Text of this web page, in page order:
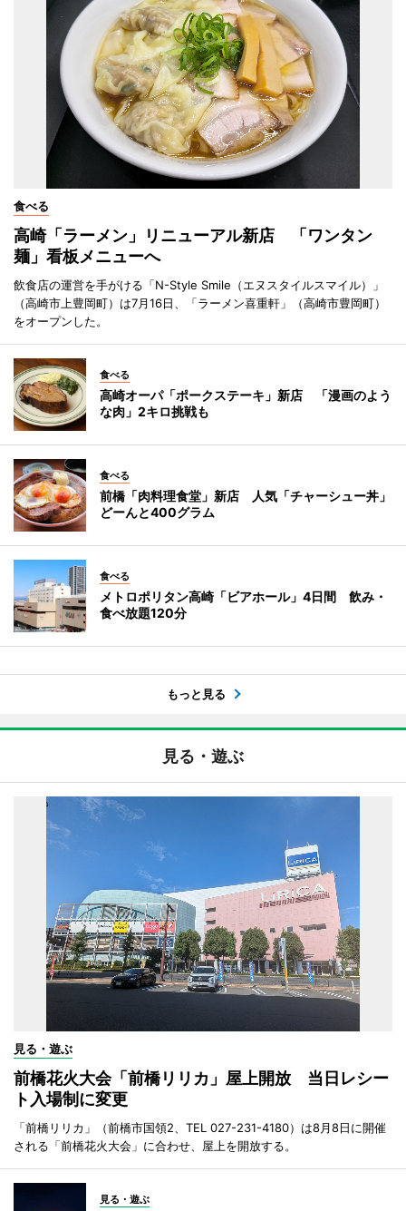
食べる
高崎「ラーメン」リニューアル新店 「ワンタン
麺」看板メニューへ
飲食店の運営を手がける「N-Style Smile（エヌスタイルスマイル）」
（高崎市上豊岡町）は7月16日、「ラーメン喜重軒」（高崎市豊岡町）
をオープンした。
食べる
高崎オーパ「ポークステーキ」新店 「漫画のよう
な肉」2キロ挑戦も
食べる
前橋「肉料理食堂」新店 人気「チャーシュー丼」
どーんと400グラム
食べる
メトロポリタン高崎「ビアホール」4日間 飲み・
食べ放題120分
もっと見る
見る・遊ぶ
見る・遊ぶ
前橋花火大会「前橋リリカ」屋上開放 当日レシー
ト入場制に変更
「前橋リリカ」（前橋市国領2、TEL 027-231-4180）は8月8日に開催
される「前橋花火大会」に合わせ、屋上を開放する。
見る・遊ぶ